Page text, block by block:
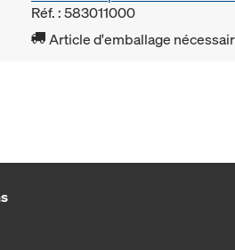
Réf. : 583011000
Article d'emballage